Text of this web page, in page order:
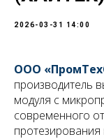
2026-03-31 14:00
ООО
производитель
модуля с
современного